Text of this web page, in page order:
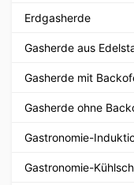
Erdgasherde
Gasherde aus
Gasherde mit
Gasherde ohne
Gastronomie-
Gastronomie-